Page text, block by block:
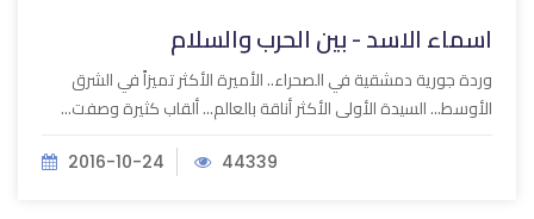
اسماء الاسد - بين الحرب والسلام
وردة جورية دمشقية في الصحراء.. الأميرة الأكثر تميزاً في الشرق
الأوسط... السيدة الأولى الأكثر أناقة بالعالم... ألقاب كثيرة وصفت...
2016-10-24 44339